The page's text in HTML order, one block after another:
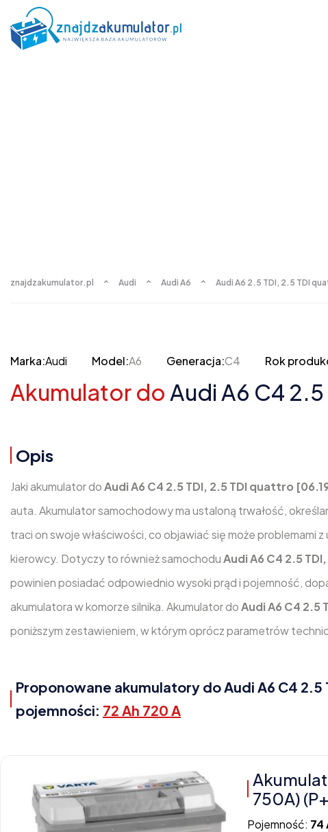
znajdzakumulator.pl Audi Audi A6 Audi A6 2.5 TDI, 2.5 TDI
Marka:Audi Model:A6 Generacja:C4 Rok
Akumulator do Audi A6 C4
Opis
Jaki akumulator doAudi A6 C4 2.5 TDI, 2.5 TDI quattro
auta. Akumulator samochodowy ma ustaloną trwałość,
traci on swoje właściwości, co objawiać się może problemami
kierowcy. Dotyczy to również samochoduAudi A6 C4 2.5
powinien posiadać odpowiednio wysoki prąd i pojemność,
akumulatora w komorze silnika. Akumulator doAudi A6 C4 2.5
poniższym zestawieniem, w którym oprócz parametrów
Proponowane akumulatory do Audi A6 C4
pojemności: 72 Ah 720 A
750A)
Pojemność: 74